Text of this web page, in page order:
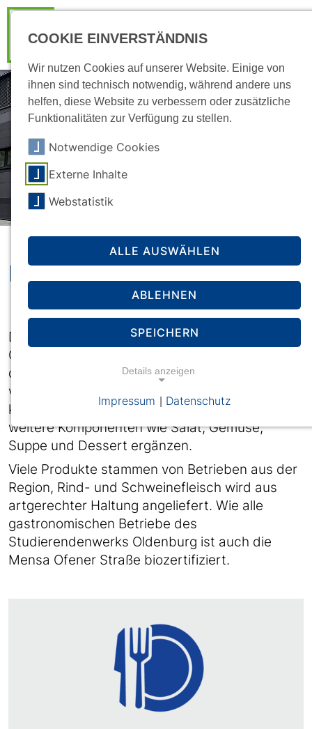
Mensa Ofener Straße
Die Mensa des Studierendenwerks auf dem
Campus der Jade Hochschule kocht täglich
drei Hauptgerichte, mindestens eines davon
vegetarisch oder vegan. Die Hauptgerichte
kannst du nach Geschmack und Appetit um
weitere Komponenten wie Salat, Gemüse,
Suppe und Dessert ergänzen.
Viele Produkte stammen von Betrieben aus der
Region, Rind- und Schweinefleisch wird aus
artgerechter Haltung angeliefert. Wie alle
gastronomischen Betriebe des
Studierendenwerks Oldenburg ist auch die
Mensa Ofener Straße biozertifiziert.
COOKIE EINVERSTÄNDNIS
Wir nutzen Cookies auf unserer Website. Einige von
ihnen sind technisch notwendig, während andere uns
helfen, diese Website zu verbessern oder zusätzliche
Funktionalitäten zur Verfügung zu stellen.
Notwendige Cookies
Externe Inhalte
Webstatistik
ALLE AUSWÄHLEN
ABLEHNEN
SPEICHERN
Details anzeigen
Impressum Datenschutz